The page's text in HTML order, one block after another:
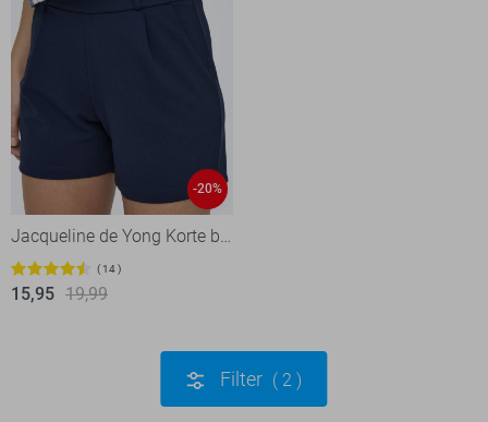
-20%
Jacqueline de Yong Korte broek
14
15,95 19,99
Filter 2